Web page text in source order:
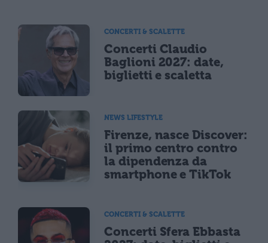
CONCERTI & SCALETTE
Concerti Claudio
Baglioni 2027: date,
biglietti e scaletta
NEWS LIFESTYLE
Firenze, nasce Discover:
il primo centro contro
la dipendenza da
smartphone e TikTok
CONCERTI & SCALETTE
Concerti Sfera Ebbasta